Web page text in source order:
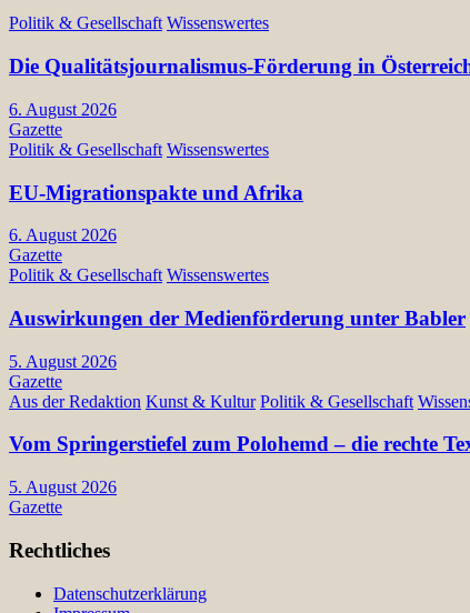
Politik & Gesellschaft Wissenswertes
Die Qualitätsjournalismus-Förderung in
6. August 2026
Gazette
Politik & Gesellschaft Wissenswertes
EU-Migrationspakte und Afrika
6. August 2026
Gazette
Politik & Gesellschaft Wissenswertes
Auswirkungen der Medienförderung unter Babler
5. August 2026
Gazette
Aus der Redaktion Kunst & Kultur Politik & Gesellschaft
Vom Springerstiefel zum Polohemd – die rechte
5. August 2026
Gazette
Rechtliches
Datenschutzerklärung